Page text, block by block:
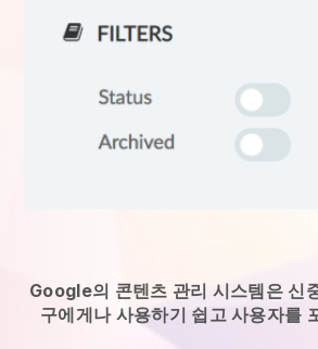
Google의 콘텐츠 관리 시스템은 신
구에게나 사용하기 쉽고 사용자를